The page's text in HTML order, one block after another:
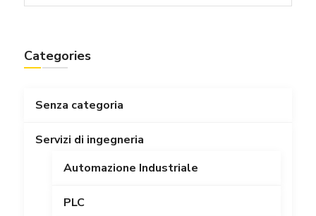
Categories
Senza categoria
Servizi di ingegneria
Automazione Industriale
PLC